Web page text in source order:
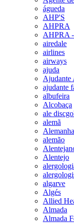
águeda
AHP'S
AHPRA
AHPRA
airedale
airlines
airways
ajuda
Ajudante
ajudante
albufeira
Alcobaça
ale
alemã
Alemanha
alemão
Alentejo
algarve
Algés
Allied
Almada
Almada